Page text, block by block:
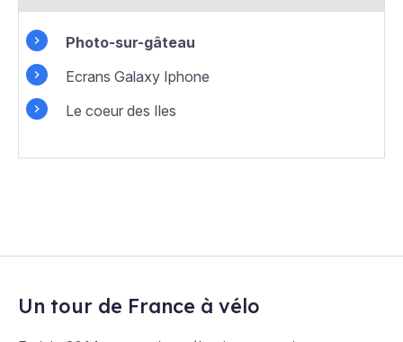
Photo-sur-gâteau
Ecrans Galaxy Iphone
Le coeur des Iles
Un tour de France à vélo